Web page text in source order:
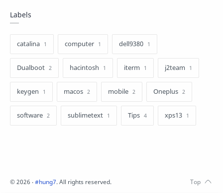
Labels
catalina 1 computer 1 dell9380 1
Dualboot 2 hacintosh 1 iterm 1 j2team 1
keygen 1 macos 2 mobile 2 Oneplus 2
software 2 sublimetext 1 Tips 4 xps13 1
©2026 ‧#hung7. All rights reserved.